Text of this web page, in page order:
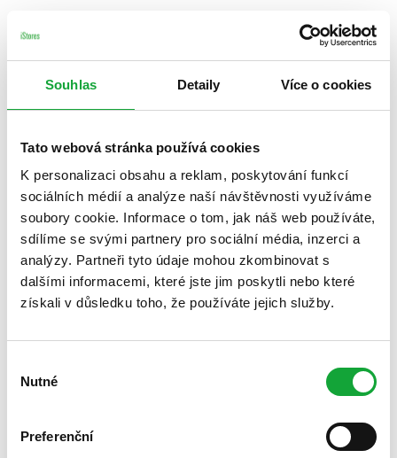
Souhlas Detaily Více o cookies
Tato webová stránka používá cookies
K personalizaci obsahu a reklam, poskytování funkcí
sociálních médií a analýze naší návštěvnosti využíváme
soubory cookie. Informace o tom, jak náš web používáte,
sdílíme se svými partnery pro sociální média, inzerci a
analýzy. Partneři tyto údaje mohou zkombinovat s
dalšími informacemi, které jste jim poskytli nebo které
získali v důsledku toho, že používáte jejich služby.
souhlasu
Nutné
Preferenční